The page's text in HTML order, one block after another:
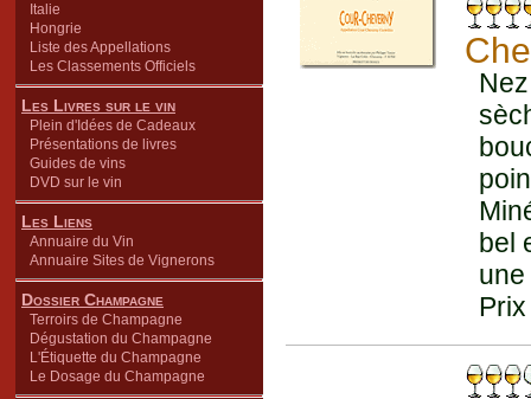
Italie
Hongrie
Liste des Appellations
Les Classements Officiels
Les Livres sur le vin
Plein d'Idées de Cadeaux
Présentations de livres
Guides de vins
DVD sur le vin
Les Liens
Annuaire du Vin
Annuaire Sites de Vignerons
Dossier Champagne
Terroirs de Champagne
Dégustation du Champagne
L'Étiquette du Champagne
Le Dosage du Champagne
bel